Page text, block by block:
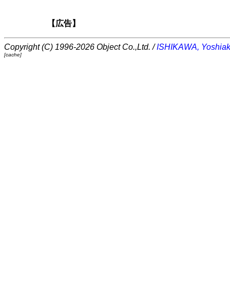
【広告】
Copyright (C) 1996-2026 Object Co.,Ltd. /ISHIKAWA,
[cache]